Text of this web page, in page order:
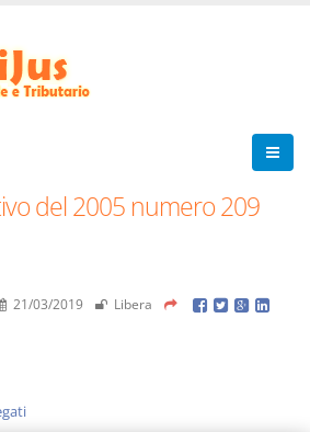
del 2005 numero 209
21/03/2019 Libera